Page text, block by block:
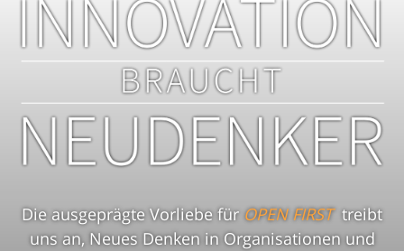
Die ausgeprägte Vorliebe für OPEN FIRSTtreibt
uns an, Neues Denken in Organisationen und